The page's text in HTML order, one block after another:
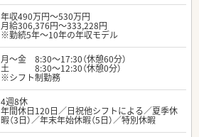
年収490万円～530万円
月給306,376円～333,228円
※勤続5年～10年の年収モデル
月～金 8:30～17:30（休憩60分）
土 8:30～12:30（休憩0分）
※シフト制勤務
4週8休
年間休日120日／日祝他シフトによる／夏季休
暇（3日）／年末年始休暇（5日）／特別休暇